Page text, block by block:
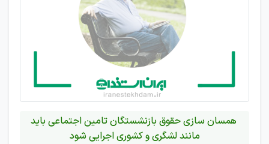
همسان سازی حقوق بازنشستگان تامین اجتماعی باید
مانند لشگری و کشوری اجرایی شود